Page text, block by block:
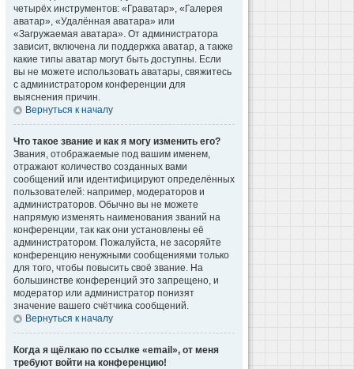
четырёх инструментов: «Граватар», «Галерея
аватар», «Удалённая аватара» или
«Загружаемая аватара». От администратора
зависит, включена ли поддержка аватар, а также
какие типы аватар могут быть доступны. Если
вы не можете использовать аватары, свяжитесь
с администратором конференции для
выяснения причин.
Вернуться к началу
Что такое звание и как я могу изменить его?
Звания, отображаемые под вашим именем,
отражают количество созданных вами
сообщений или идентифицируют определённых
пользователей: например, модераторов и
администраторов. Обычно вы не можете
напрямую изменять наименования званий на
конференции, так как они установлены её
администратором. Пожалуйста, не засоряйте
конференцию ненужными сообщениями только
для того, чтобы повысить своё звание. На
большинстве конференций это запрещено, и
модератор или администратор понизят
значение вашего счётчика сообщений.
Вернуться к началу
Когда я щёлкаю по ссылке «email», от меня
требуют войти на конференцию!